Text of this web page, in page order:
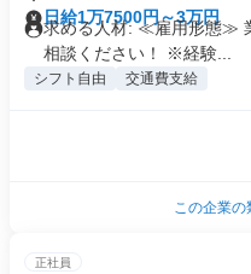
日給1万7500円～3万円
求める人材: ≪雇用形態≫
相談ください！ ※経験...
シフト自由 交通費支給
この企業の
正社員